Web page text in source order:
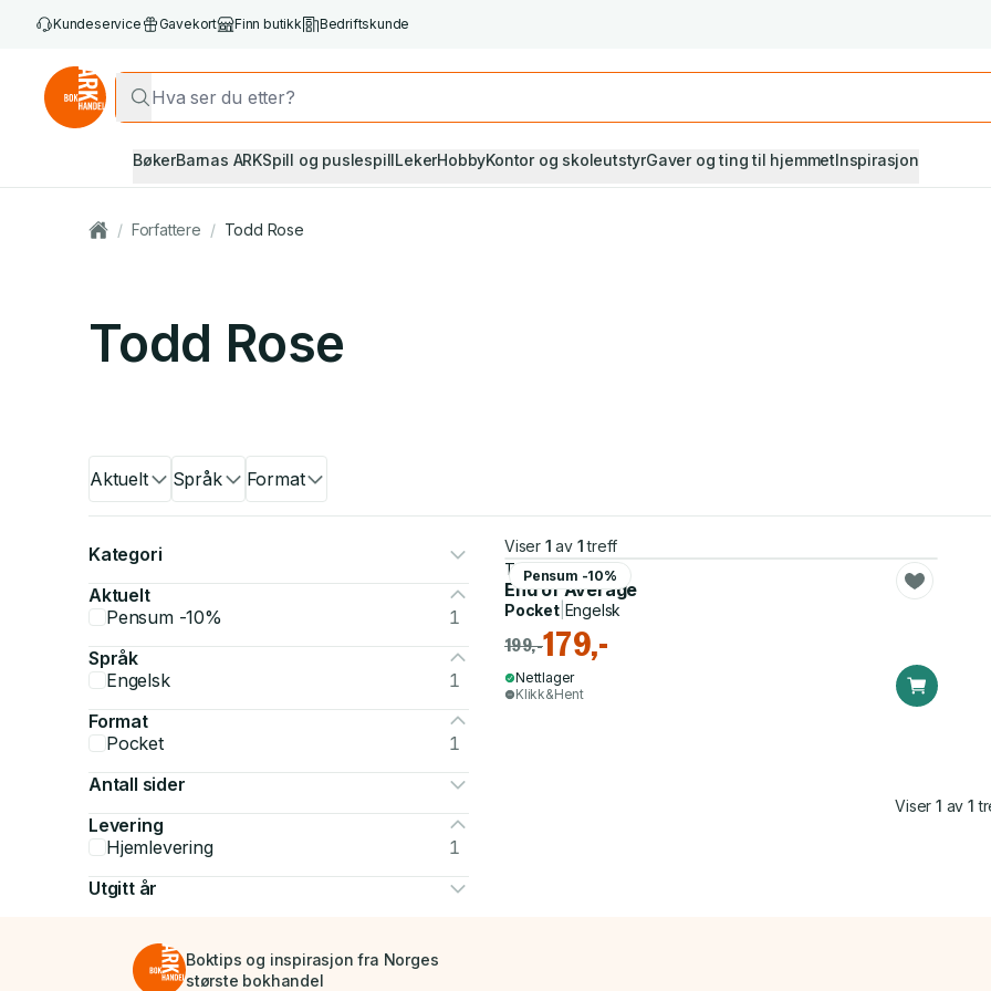
Kundeservice Gavekort Finn butikk Bedriftskunde
BøkerBarnas ARKSpill og puslespillLekerHobbyKontor og skoleutstyrGaver og ting til hjemmetInspirasjon
/ Forfattere / Todd Rose
Todd Rose
Aktuelt Språk Format
Kategori
Aktuelt
Pensum -10%
1
Språk
Engelsk
1
Format
Pocket
1
Antall sider
Levering
Hjemlevering
1
Utgitt år
Viser 1 av 1 treff
Pensum -10%
Todd Rose
End of Average
Pocket| Engelsk
199,-179,-
Nettlager
Klikk&Hent
Viser1 av 1
Boktips og inspirasjon fra Norges
største bokhandel